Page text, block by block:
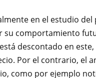
en el estudio
comportamiento
descontado en
Por el contrario, el
como por ejemplo